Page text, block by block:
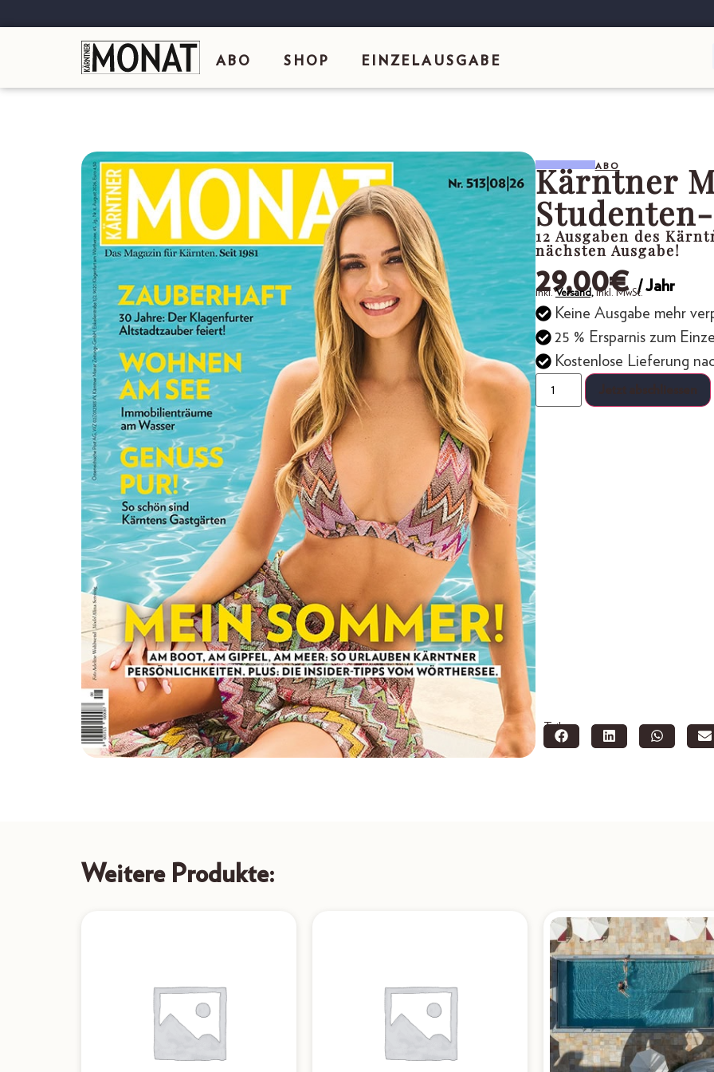
ABO SHOP EINZELAUSGABE
ABO
Kärntner
12 Ausgaben des
nächsten Ausgabe!
29,00€ / Jahr
inkl.Versand,inkl. MwSt.
Keine Ausgabe mehr
25 % Ersparnis zum
Kostenlose Lieferung
Teilen:
Weitere Produkte: